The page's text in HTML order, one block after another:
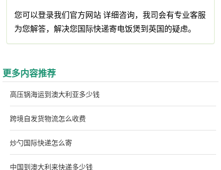
您可以登录我们官方网站 详细咨询，我司会有专业客服
为您解答，解决您国际快递寄电饭煲到英国的疑虑。
更多内容推荐
高压锅海运到澳大利亚多少钱
跨境自发货物流怎么收费
炒勺国际快递怎么寄
中国到澳大利来快递多少钱